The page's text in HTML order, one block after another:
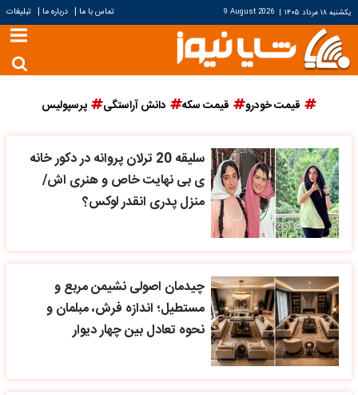
یکشنبه ۱۸ مرداد ۱۴۰۵ |
9 August 2026 تماس با ما | درباره ما | تبلیغات
قیمت خودرو قیمت سکه دانش آراستگی پرسپولیس
سلیقه 20 ترلان پروانه در دکور خانه
ی بی نهایت خاص و هنری اش/
منزل پدری انقدر لوکس؟
چیدمان اصولی نشیمن مربع و
مستطیل؛ اندازه فرش، مبلمان و
نحوه تعادل بین چهار دیوار